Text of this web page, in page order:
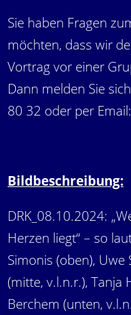
Sie haben Fragen
möchten, dass wir
Vortrag vor einer
Dann melden Sie
80 32 oder per Email:
Bildbeschreibung:
DRK_08.10.2024:
Herzen liegt“ – so
Simonis (oben), Uwe
(mitte, v.l.n.r.), Tanja
Berchem (unten,